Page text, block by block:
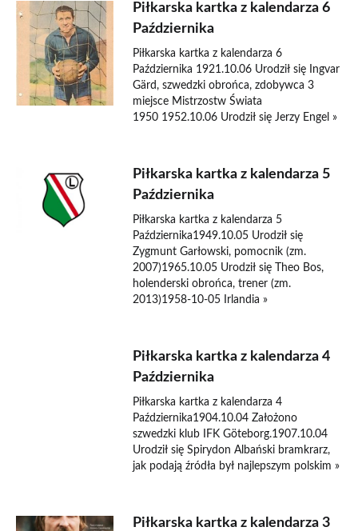
Piłkarska kartka z kalendarza 6
Października
Piłkarska kartka z kalendarza 6
Października 1921.10.06 Urodził się Ingvar
Gärd, szwedzki obrońca, zdobywca 3
miejsce Mistrzostw Świata
1950 1952.10.06 Urodził się Jerzy Engel »
Piłkarska kartka z kalendarza 5
Października
Piłkarska kartka z kalendarza 5
Października1949.10.05 Urodził się
Zygmunt Garłowski, pomocnik (zm.
2007)1965.10.05 Urodził się Theo Bos,
holenderski obrońca, trener (zm.
2013)1958-10-05 Irlandia »
Piłkarska kartka z kalendarza 4
Października
Piłkarska kartka z kalendarza 4
Października1904.10.04 Założono
szwedzki klub IFK Göteborg.1907.10.04
Urodził się Spirydon Albański bramkrarz,
jak podają źródła był najlepszym polskim »
Piłkarska kartka z kalendarza 3